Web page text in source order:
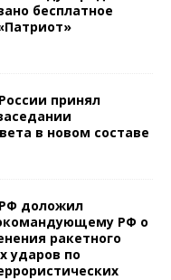
бесплатное
принял
в новом составе
доложил
РФ о
ракетного
ударов по